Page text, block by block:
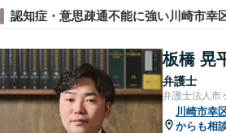
認知症・意思疎通不能に強い川崎市幸
板橋 晃
弁護士
弁護士法人市
川崎市幸
からも相